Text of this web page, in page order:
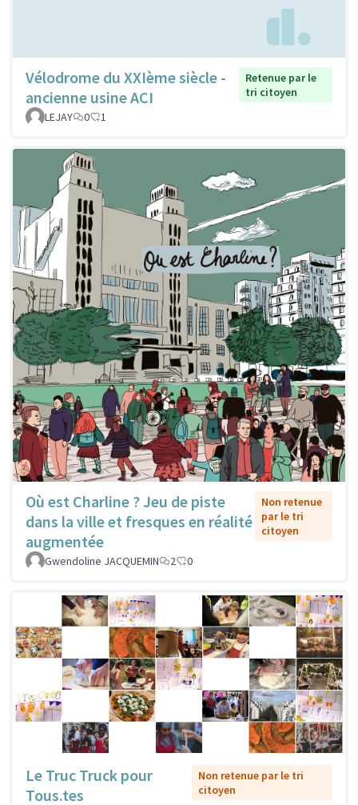
Vélodrome du XXIème siècle -
ancienne usine ACI
Retenue par le
tri citoyen
LEJAY
0 1
Où est Charline ? Jeu de piste
dans la ville et fresques en réalité
augmentée
Non retenue
par le tri
citoyen
Gwendoline JACQUEMIN 2 0
Le Truc Truck pour
Tous.tes
Non retenue par le tri
citoyen